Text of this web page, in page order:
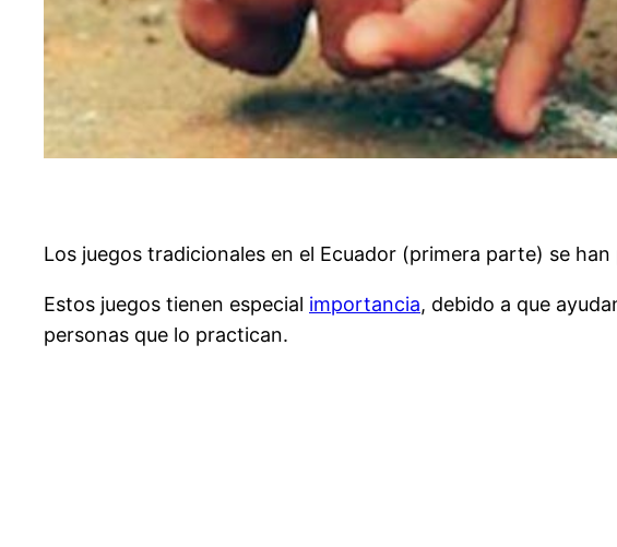
Los juegos tradicionales en el Ecuador (primera parte) se
Estos juegos tienen especial importancia, debido a que
personas que lo practican.